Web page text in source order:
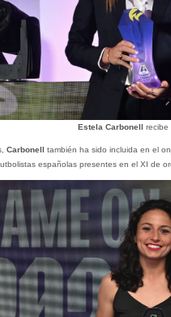
Estela Carbonell recibe
Carbonell también ha sido incluida en el
españolas presentes en el XI de